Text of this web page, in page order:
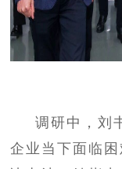
调研中，刘
企业当下面临